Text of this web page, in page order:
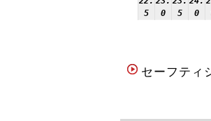
5
0
5
0
セーフテ